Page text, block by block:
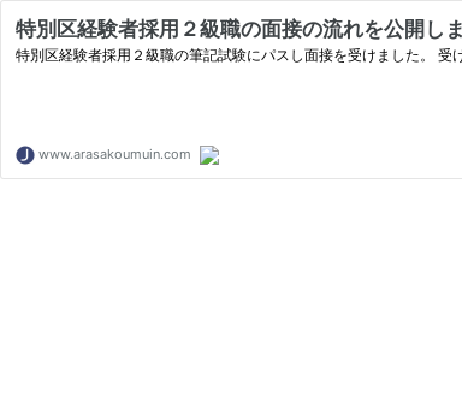
特別区経験者採用２級職の面接の流れを公開し
特別区経験者採用２級職の筆記試験にパスし面接を受けました。 受
www.arasakoumuin.com